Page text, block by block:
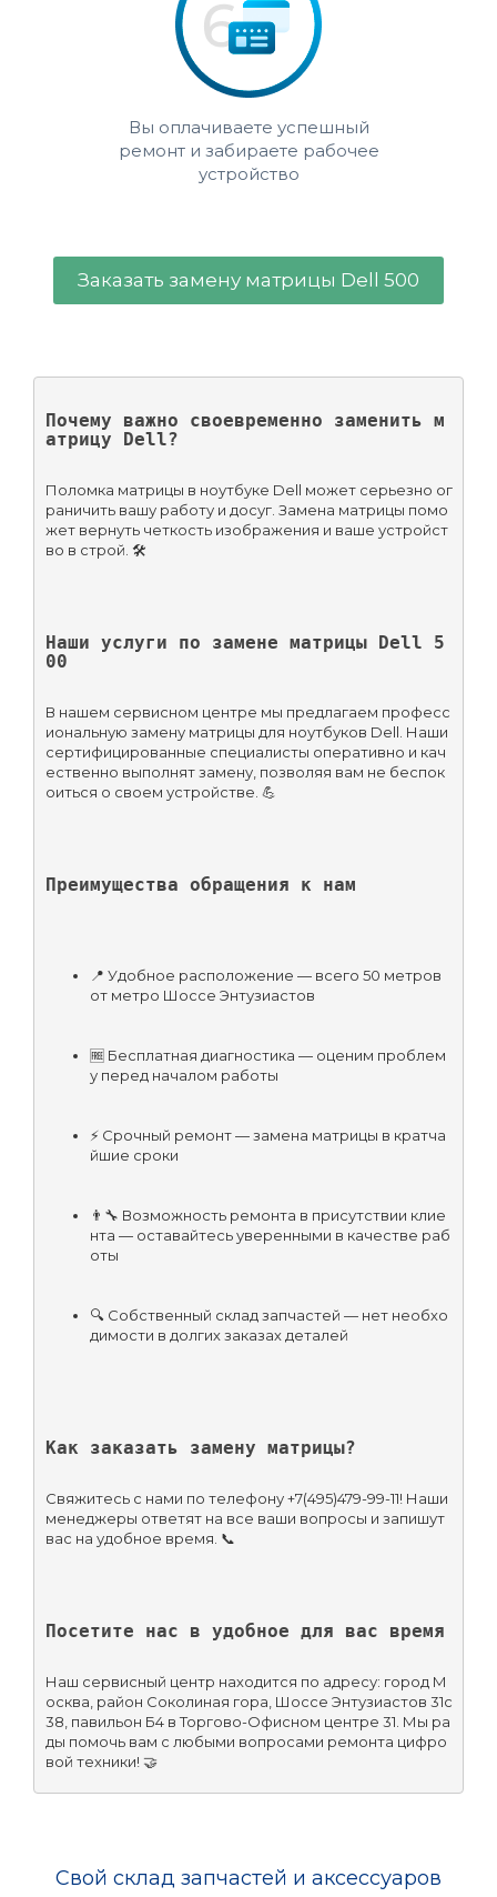
Вы оплачиваете успешный
ремонт и забираете рабочее
устройство
Заказать замену матрицы Dell 500
Почему важно своевременно заменить м
атрицу Dell?
Поломка матрицы в ноутбуке Dell может серьезно ог
раничить вашу работу и досуг. Замена матрицы помо
жет вернуть четкость изображения и ваше устройст
во в строй. 🛠️
Наши услуги по замене матрицы Dell 5
00
В нашем сервисном центре мы предлагаем професс
иональную замену матрицы для ноутбуков Dell. Наши
сертифицированные специалисты оперативно и кач
ественно выполнят замену, позволяя вам не беспок
оиться о своем устройстве. 💪
Преимущества обращения к нам
📍 Удобное расположение — всего 50 метров
от метро Шоссе Энтузиастов
🆓 Бесплатная диагностика — оценим проблем
у перед началом работы
⚡ Срочный ремонт — замена матрицы в кратча
йшие сроки
👨‍🔧 Возможность ремонта в присутствии клие
нта — оставайтесь уверенными в качестве раб
оты
🔍 Собственный склад запчастей — нет необхо
димости в долгих заказах деталей
Как заказать замену матрицы?
Свяжитесь с нами по телефону +7(495)479-99-11! Наши
менеджеры ответят на все ваши вопросы и запишут
вас на удобное время. 📞
Посетите нас в удобное для вас время
Наш сервисный центр находится по адресу: город М
осква, район Соколиная гора, Шоссе Энтузиастов 31с
38, павильон Б4 в Торгово-Офисном центре 31. Мы ра
ды помочь вам с любыми вопросами ремонта цифро
вой техники! 🤝
Свой склад запчастей и аксессуаров